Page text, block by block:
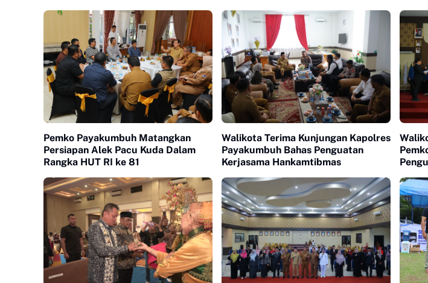
Pemko Payakumbuh Matangkan
Persiapan Alek Pacu Kuda Dalam
Rangka HUT RI ke 81
Walikota Terima Kunjungan Kapolres
Payakumbuh Bahas Penguatan
Kerjasama Hankamtibmas